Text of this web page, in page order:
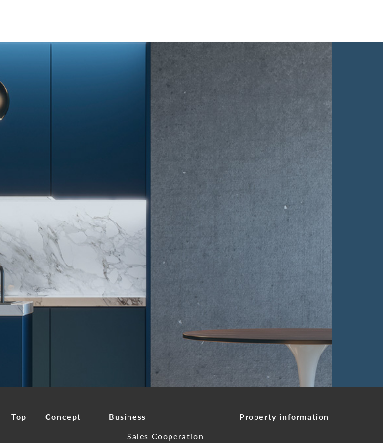
Top Concept
Business
Sales Cooperation
Property information